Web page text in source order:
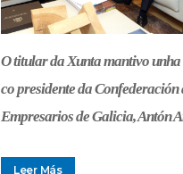
O titular da Xunta mantivo
co presidente da Confederación
Empresarios de Galicia, Antón
Leer Más